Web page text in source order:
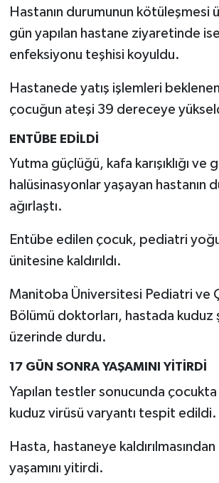
Hastanın durumunun kötüleşmesi
gün yapılan hastane ziyaretinde
enfeksiyonu teşhisi koyuldu.
Hastanede yatış işlemleri
çocuğun ateşi 39 dereceye
ENTÜBE EDİLDİ
Yutma güçlüğü, kafa karışıklığı ve
halüsinasyonlar yaşayan hastanın
ağırlaştı.
Entübe edilen çocuk, pediatri
ünitesine kaldırıldı.
Manitoba Üniversitesi Pediatri ve
Bölümü doktorları, hastada kuduz
üzerinde durdu.
17 GÜN SONRA YAŞAMINI YİTİRDİ
Yapılan testler sonucunda çocukta
kuduz virüsü varyantı tespit edildi.
Hasta, hastaneye
yaşamını yitirdi.